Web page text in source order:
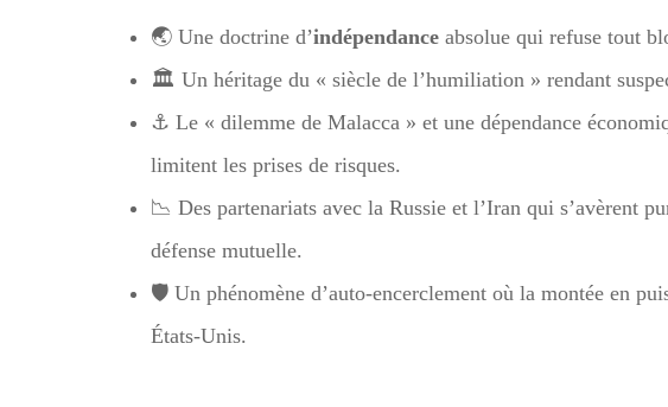
🌏 Une doctrine d’indépendance absolue qui refuse tout
🏛️ Un héritage du « siècle de l’humiliation » rendant
⚓ Le « dilemme de Malacca » et une dépendance
limitent les prises de risques.
📉 Des partenariats avec la Russie et l’Iran qui s’avèrent
défense mutuelle.
🛡️ Un phénomène d’auto-encerclement où la montée en
États-Unis.